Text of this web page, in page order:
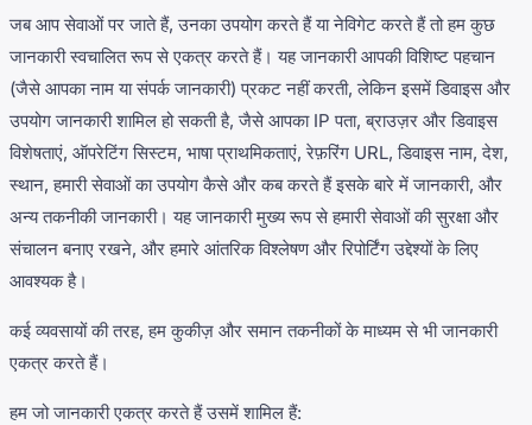
जब आप सेवाओं पर जाते हैं, उनका उपयोग करते हैं या नेविगेट करते हैं तो हम कुछ
जानकारी स्वचालित रूप से एकत्र करते हैं। यह जानकारी आपकी विशिष्ट पहचान
(जैसे आपका नाम या संपर्क जानकारी) प्रकट नहीं करती, लेकिन इसमें डिवाइस और
उपयोग जानकारी शामिल हो सकती है, जैसे आपका IP पता, ब्राउज़र और डिवाइस
विशेषताएं, ऑपरेटिंग सिस्टम, भाषा प्राथमिकताएं, रेफ़रिंग URL, डिवाइस नाम, देश,
स्थान, हमारी सेवाओं का उपयोग कैसे और कब करते हैं इसके बारे में जानकारी, और
अन्य तकनीकी जानकारी। यह जानकारी मुख्य रूप से हमारी सेवाओं की सुरक्षा और
संचालन बनाए रखने, और हमारे आंतरिक विश्लेषण और रिपोर्टिंग उद्देश्यों के लिए
आवश्यक है।
कई व्यवसायों की तरह, हम कुकीज़ और समान तकनीकों के माध्यम से भी जानकारी
एकत्र करते हैं।
हम जो जानकारी एकत्र करते हैं उसमें शामिल हैं: